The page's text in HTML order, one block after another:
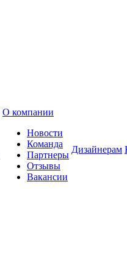
О компании
Новости
Команда
Партнеры
Отзывы
Вакансии
Дизайнерам